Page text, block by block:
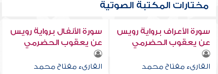
مختارات المكتبة الصوتية
سورة الأعراف برواية رويس
عن يعقوب الحضرمي
القارىء مفتاح محمد
سورة الأنفال برواية رويس
عن يعقوب الحضرمي
القارىء مفتاح محمد